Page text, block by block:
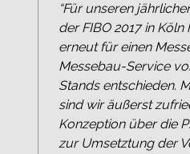
“Für unseren
der FIBO 2017 in
erneut für einen
Messebau-Service
Stands entschieden.
sind wir äußerst
Konzeption über die
zur Umsetztung der